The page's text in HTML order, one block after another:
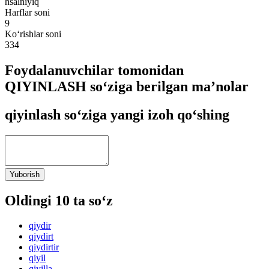
Harflar soni
9
Ko‘rishlar soni
334
Foydalanuvchilar tomonidan
QIYINLASH so‘ziga berilgan ma’nolar
qiyinlash so‘ziga yangi izoh qo‘shing
Yuborish
Oldingi 10 ta so‘z
qiydir
qiydirt
qiydirtir
qiyil